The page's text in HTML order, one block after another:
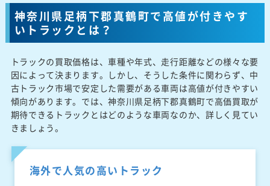
神奈川県足柄下郡真鶴町で高値が付きやす
いトラックとは？
トラックの買取価格は、車種や年式、走行距離などの様々な要
因によって決まります。しかし、そうした条件に関わらず、中
古トラック市場で安定した需要がある車両は高値が付きやすい
傾向があります。では、神奈川県足柄下郡真鶴町で高価買取が
期待できるトラックとはどのような車両なのか、詳しく見てい
きましょう。
海外で人気の高いトラック